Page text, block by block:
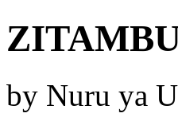
by Nuru ya